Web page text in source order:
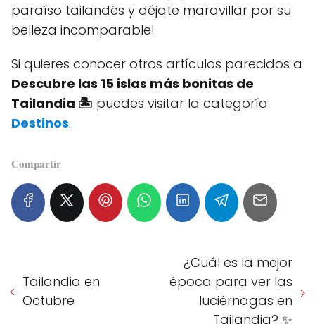
paraíso tailandés y déjate maravillar por su
belleza incomparable!
Si quieres conocer otros artículos parecidos a
Descubre las 15 islas más bonitas de
Tailandia 🏝️ puedes visitar la categoría
Destinos.
𝐂𝐨𝐦𝐩𝐚𝐫𝐭𝐢𝐫
Tailandia en
Octubre
¿Cuál es la mejor
época para ver las
luciérnagas en
Tailandia? ✨